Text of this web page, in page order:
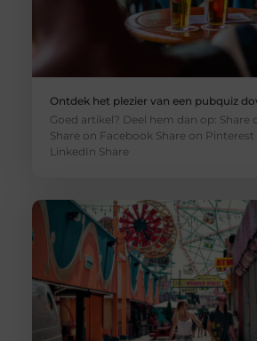
Ontdek het plezier van een pubquiz
Goed artikel? Deel hem dan op: Share
Share on Facebook Share on Pinterest
LinkedIn Share